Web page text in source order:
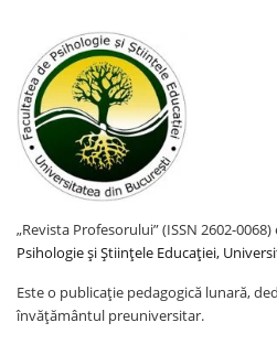
„Revista Profesorului” (ISSN 2602-
Psihologie și Științele Educației,
Este o publicație pedagogică lunară,
învățământul preuniversitar.